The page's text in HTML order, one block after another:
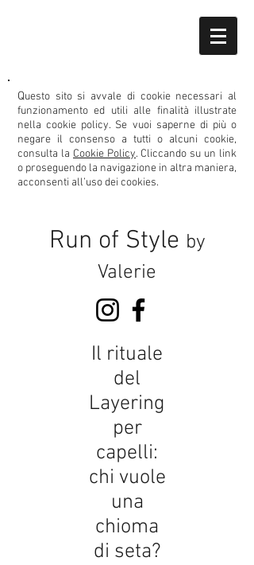
Questo sito si avvale di cookie necessari al
funzionamento ed utili alle finalità illustrate
nella cookie policy. Se vuoi saperne di più o
negare il consenso a tutti o alcuni cookie,
consulta la Cookie Policy. Cliccando su un link
o proseguendo la navigazione in altra maniera,
acconsenti all’uso dei cookies.
Run of Style by
Valerie
Il rituale
del
Layering
per
capelli:
chi vuole
una
chioma
di seta?